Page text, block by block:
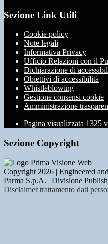
Sezione Link Utili
Cookie policy
Note legali
Informativa Privacy
Ufficio Relazioni con il
Dichiarazione di
Obiettivi di accessibilità
Whistleblowing
Gestione consensi cookie
Amministrazione
Pagina visualizzata 1325
Sezione Copyright
Copyright 2026 | Engineered
Parma S.p.A. | Divisione
Disclaimer trattamento dati